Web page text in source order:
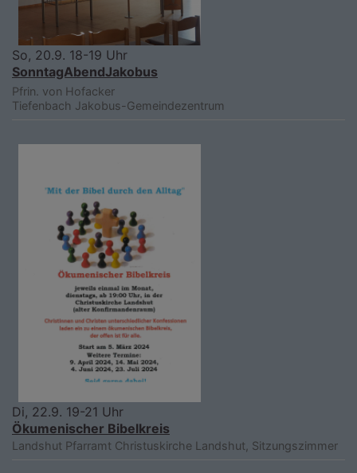
So, 20.9. 18-19 Uhr
SonntagAbendJakobus
Pfrin. von Hofacker
Tiefenbach Jakobus-Gemeindezentrum
Di, 22.9. 19-21 Uhr
Ökumenischer Bibelkreis
Landshut Pfarramt Christuskirche Landshut, Sitzungszimmer